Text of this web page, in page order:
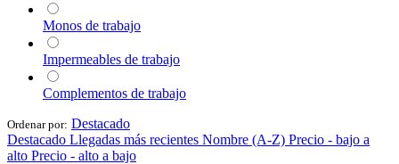
Monos de trabajo
Impermeables de trabajo
Complementos de trabajo
Ordenar por: Destacado
Destacado Llegadas más recientes Nombre (A-Z) Precio - bajo a
alto Precio - alto a bajo